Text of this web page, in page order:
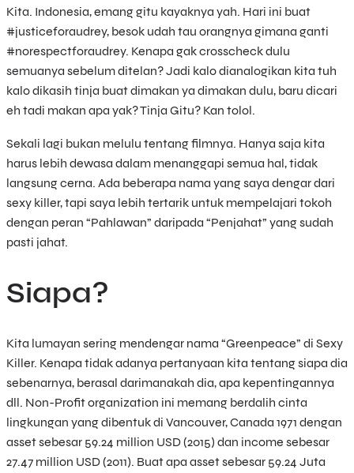
Kita. Indonesia, emang gitu kayaknya yah. Hari ini buat
#justiceforaudrey, besok udah tau orangnya gimana ganti
#norespectforaudrey. Kenapa gak crosscheck dulu
semuanya sebelum ditelan? Jadi kalo dianalogikan kita tuh
kalo dikasih tinja buat dimakan ya dimakan dulu, baru dicari
eh tadi makan apa yak? Tinja Gitu? Kan tolol.
Sekali lagi bukan melulu tentang filmnya. Hanya saja kita
harus lebih dewasa dalam menanggapi semua hal, tidak
langsung cerna. Ada beberapa nama yang saya dengar dari
sexy killer, tapi saya lebih tertarik untuk mempelajari tokoh
dengan peran “Pahlawan” daripada “Penjahat” yang sudah
pasti jahat.
Siapa?
Kita lumayan sering mendengar nama “Greenpeace” di Sexy
Killer. Kenapa tidak adanya pertanyaan kita tentang siapa dia
sebenarnya, berasal darimanakah dia, apa kepentingannya
dll. Non-Profit organization ini memang berdalih cinta
lingkungan yang dibentuk di Vancouver, Canada 1971 dengan
asset sebesar 59.24 million USD (2015) dan income sebesar
27.47 million USD (2011). Buat apa asset sebesar 59.24 Juta